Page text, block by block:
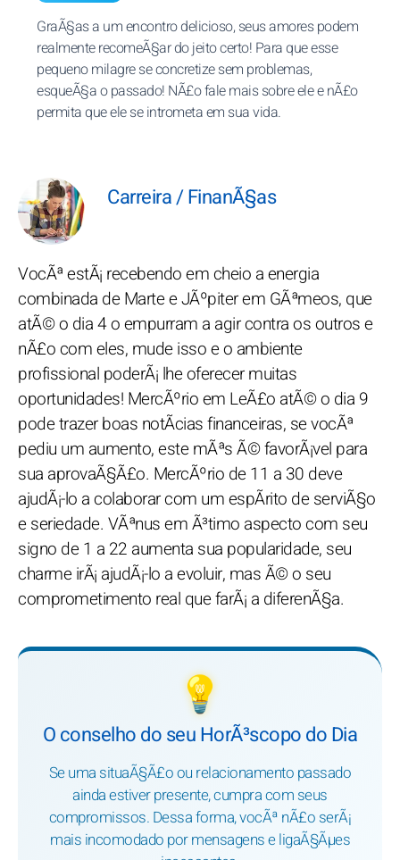
GraÃ§as a um encontro delicioso, seus amores podem
realmente recomeÃ§ar do jeito certo! Para que esse
pequeno milagre se concretize sem problemas,
esqueÃ§a o passado! NÃ£o fale mais sobre ele e nÃ£o
permita que ele se intrometa em sua vida.
Carreira / FinanÃ§as
VocÃª estÃ¡ recebendo em cheio a energia
combinada de Marte e JÃºpiter em GÃªmeos, que
atÃ© o dia 4 o empurram a agir contra os outros e
nÃ£o com eles, mude isso e o ambiente
profissional poderÃ¡ lhe oferecer muitas
oportunidades! MercÃºrio em LeÃ£o atÃ© o dia 9
pode trazer boas notÃ­cias financeiras, se vocÃª
pediu um aumento, este mÃªs Ã© favorÃ¡vel para
sua aprovaÃ§Ã£o. MercÃºrio de 11 a 30 deve
ajudÃ¡-lo a colaborar com um espÃ­rito de serviÃ§o
e seriedade. VÃªnus em Ã³timo aspecto com seu
signo de 1 a 22 aumenta sua popularidade, seu
charme irÃ¡ ajudÃ¡-lo a evoluir, mas Ã© o seu
comprometimento real que farÃ¡ a diferenÃ§a.
💡
O conselho do seu HorÃ³scopo do Dia
Se uma situaÃ§Ã£o ou relacionamento passado
ainda estiver presente, cumpra com seus
compromissos. Dessa forma, vocÃª nÃ£o serÃ¡
mais incomodado por mensagens e ligaÃ§Ãµes